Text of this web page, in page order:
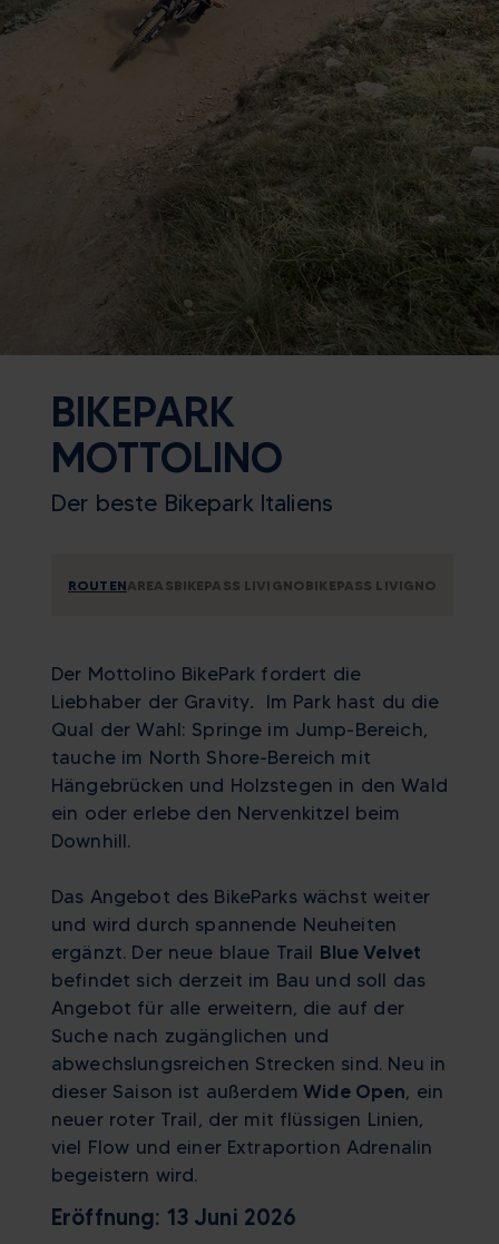
BIKEPARK
MOTTOLINO
Der beste Bikepark Italiens
ROUTENAREASBIKEPASS LIVIGNOBIKEPASS LIVIGNO
Der Mottolino BikePark fordert die
Liebhaber der Gravity. Im Park hast du die
Qual der Wahl: Springe im Jump-Bereich,
tauche im North Shore-Bereich mit
Hängebrücken und Holzstegen in den Wald
ein oder erlebe den Nervenkitzel beim
Downhill.
Das Angebot des BikeParks wächst weiter
und wird durch spannende Neuheiten
ergänzt. Der neue blaue Trail Blue Velvet
befindet sich derzeit im Bau und soll das
Angebot für alle erweitern, die auf der
Suche nach zugänglichen und
abwechslungsreichen Strecken sind. Neu in
dieser Saison ist außerdem Wide Open, ein
neuer roter Trail, der mit flüssigen Linien,
viel Flow und einer Extraportion Adrenalin
begeistern wird.
Eröffnung: 13 Juni 2026